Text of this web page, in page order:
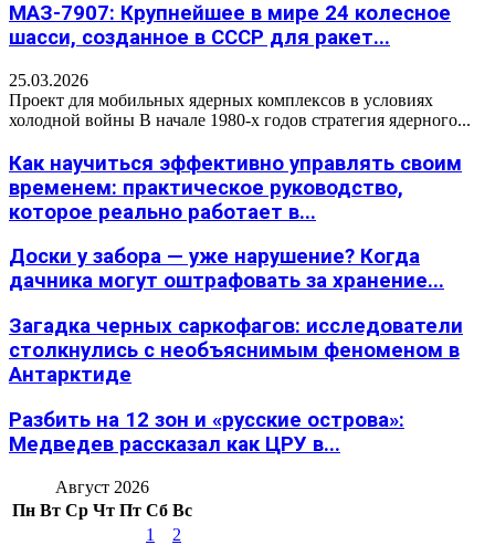
МАЗ-7907: Крупнейшее в мире 24 колесное
шасси, созданное в СССР для ракет...
25.03.2026
Проект для мобильных ядерных комплексов в условиях
холодной войны В начале 1980-х годов стратегия ядерного...
Как научиться эффективно управлять своим
временем: практическое руководство,
которое реально работает в...
Доски у забора — уже нарушение? Когда
дачника могут оштрафовать за хранение...
Загадка черных саркофагов: исследователи
столкнулись с необъяснимым феноменом в
Антарктиде
Разбить на 12 зон и «русские острова»:
Медведев рассказал как ЦРУ в...
Август 2026
Пн Вт Ср Чт Пт Сб Вс
1
2